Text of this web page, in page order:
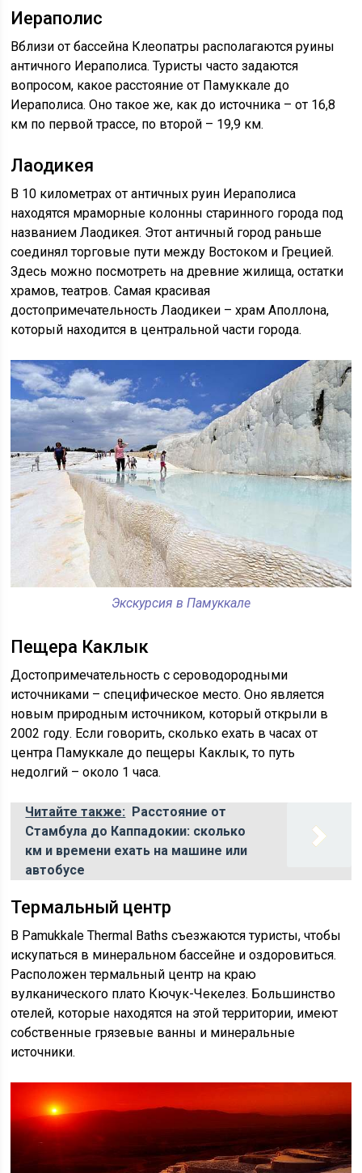
Иераполис
Вблизи от бассейна Клеопатры располагаются руины
античного Иераполиса. Туристы часто задаются
вопросом, какое расстояние от Памуккале до
Иераполиса. Оно такое же, как до источника – от 16,8
км по первой трассе, по второй – 19,9 км.
Лаодикея
В 10 километрах от античных руин Иераполиса
находятся мраморные колонны старинного города под
названием Лаодикея. Этот античный город раньше
соединял торговые пути между Востоком и Грецией.
Здесь можно посмотреть на древние жилища, остатки
храмов, театров. Самая красивая
достопримечательность Лаодикеи – храм Аполлона,
который находится в центральной части города.
Экскурсия в Памуккале
Пещера Каклык
Достопримечательность с сероводородными
источниками – специфическое место. Оно является
новым природным источником, который открыли в
2002 году. Если говорить, сколько ехать в часах от
центра Памуккале до пещеры Каклык, то путь
недолгий – около 1 часа.
Читайте также: Расстояние от
Стамбула до Каппадокии: сколько
км и времени ехать на машине или
автобусе
Термальный центр
В Pamukkale Thermal Baths съезжаются туристы, чтобы
искупаться в минеральном бассейне и оздоровиться.
Расположен термальный центр на краю
вулканического плато Кючук-Чекелез. Большинство
отелей, которые находятся на этой территории, имеют
собственные грязевые ванны и минеральные
источники.